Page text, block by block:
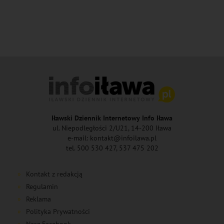
Iławski Dziennik Internetowy Info Iława
ul. Niepodległości 2/U21, 14-200 Iława
e-mail: kontakt@infoilawa.pl
tel. 500 530 427, 537 475 202
Kontakt z redakcją
Regulamin
Reklama
Polityka Prywatności